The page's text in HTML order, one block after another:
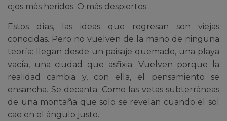
ojos más heridos. O más despiertos.
Estos días, las ideas que regresan son viejas
conocidas. Pero no vuelven de la mano de ninguna
teoría: llegan desde un paisaje quemado, una playa
vacía, una ciudad que asfixia. Vuelven porque la
realidad cambia y, con ella, el pensamiento se
ensancha. Se decanta. Como las vetas subterráneas
de una montaña que solo se revelan cuando el sol
cae en el ángulo justo.